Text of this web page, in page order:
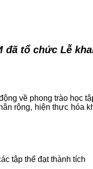
đã tổ chức Lễ
về phong trào học
rộng, hiện thực hóa
tập thể đạt thành tích